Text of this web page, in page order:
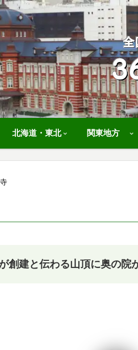
北海道・東北 関東地方
創建と伝わる山頂に奥の院